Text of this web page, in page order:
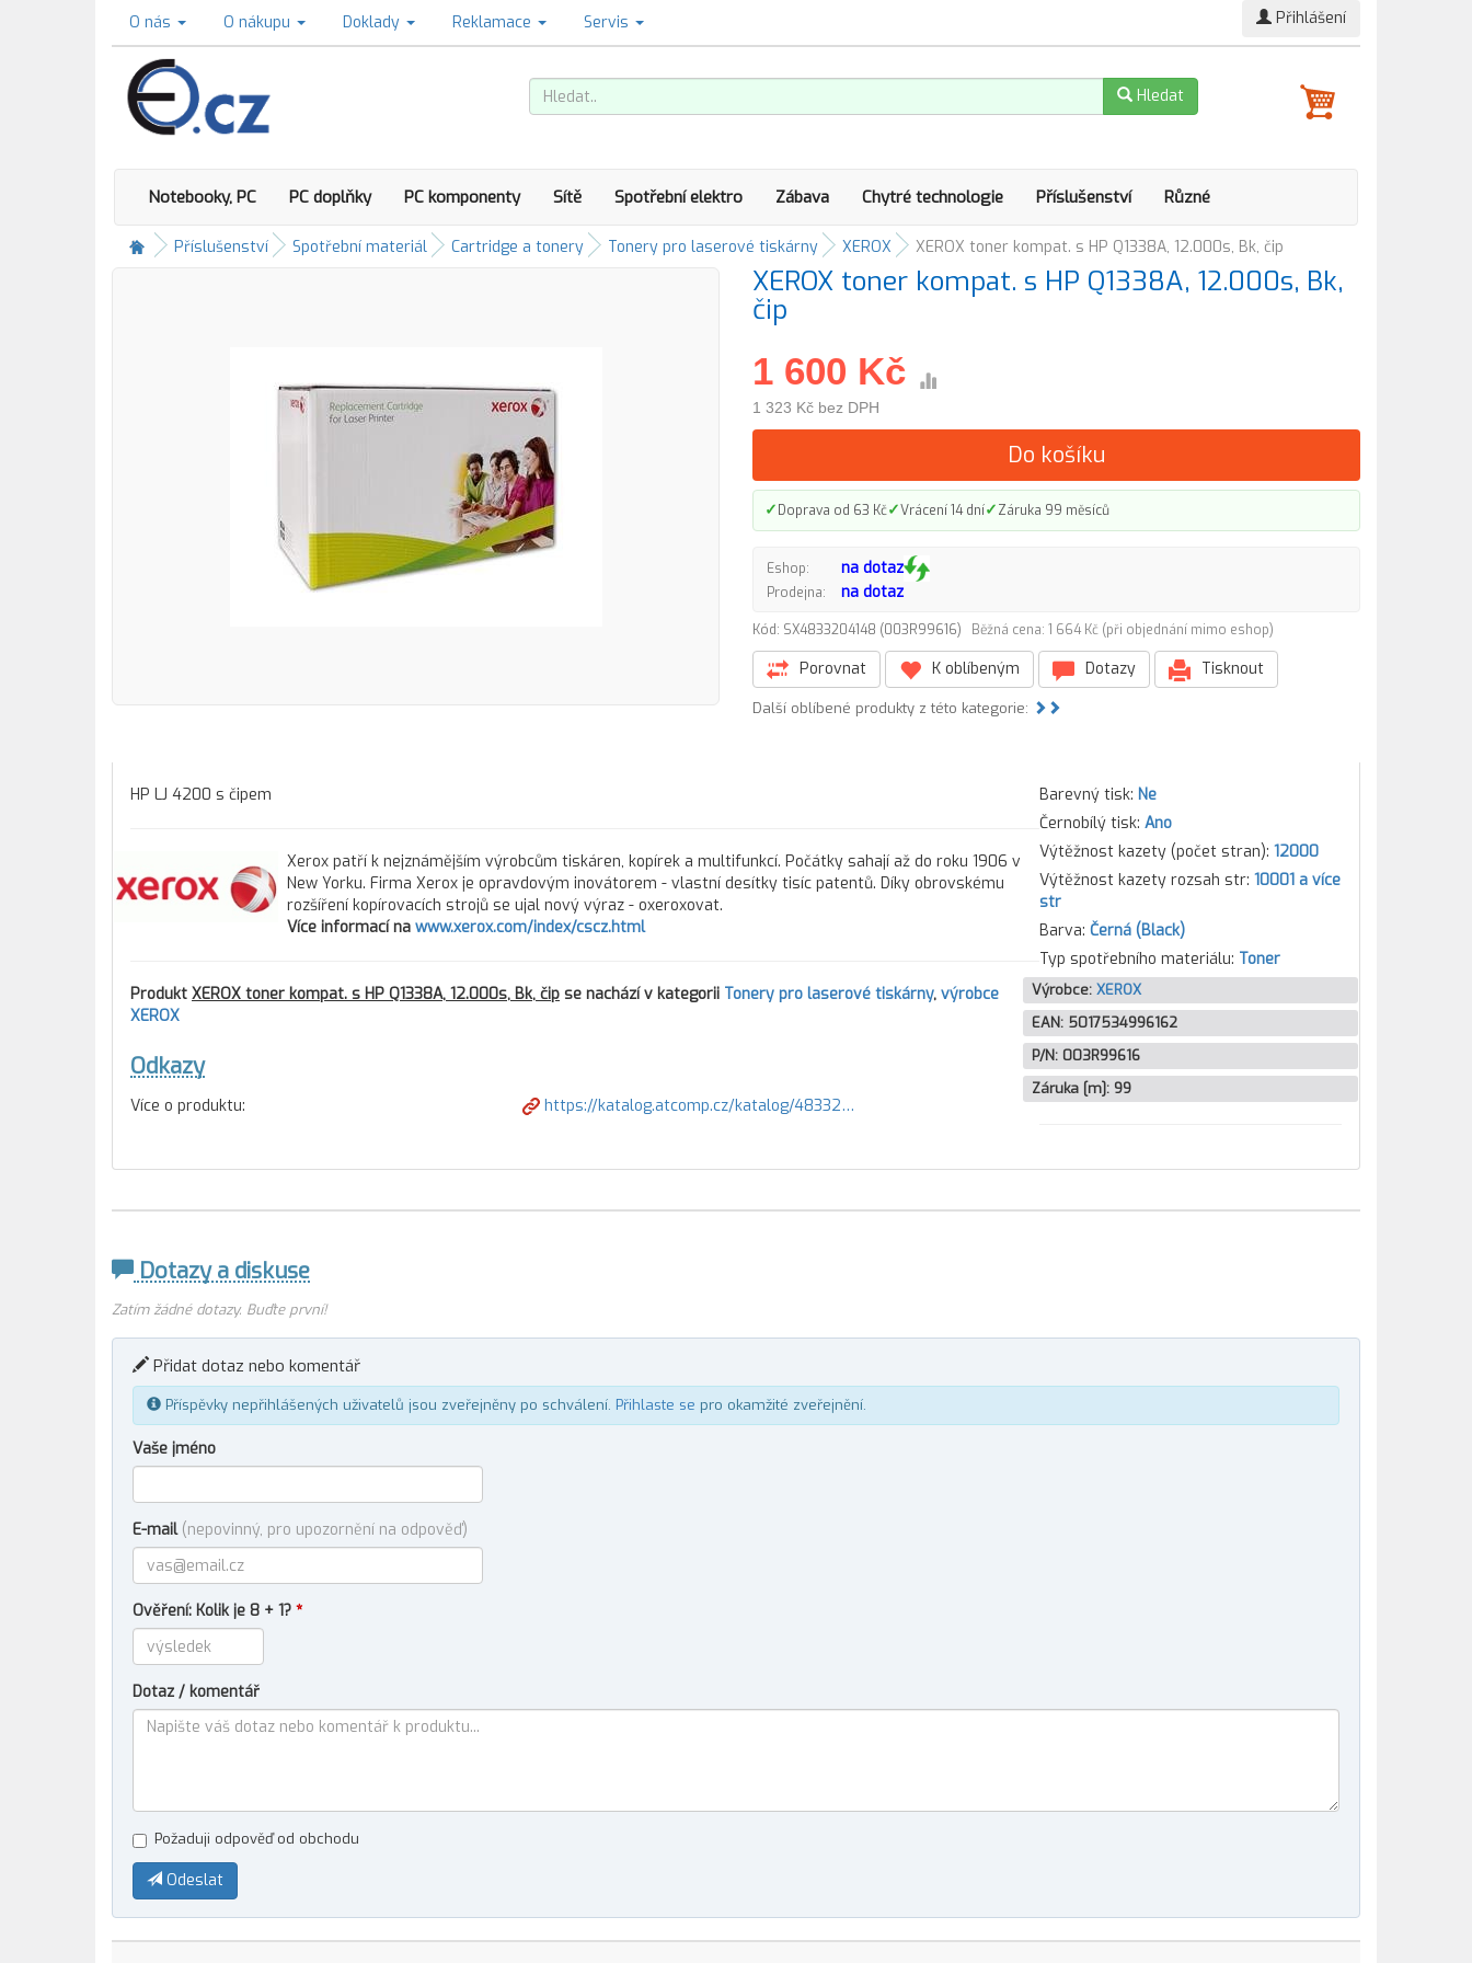
O nás O nákupu Doklady Reklamace Servis Přihlášení
Hledat
Notebooky, PC PC doplňky PC komponenty Sítě Spotřební elektro Zábava Chytré technologie Příslušenství Různé
Příslušenství Spotřební materiál Cartridge a tonery Tonery pro laserové tiskárny XEROX XEROX toner kompat. s HP Q1338A, 12.000s, Bk, čip
XEROX toner kompat. s HP Q1338A, 12.000s, Bk,
čip
1 600 Kč
1 323 Kč bez DPH
Do košíku
✓Doprava od 63 Kč✓Vrácení 14 dní✓Záruka 99 měsíců
Eshop: na dotaz
Prodejna: na dotaz
Kód: SX4833204148 (003R99616) Běžná cena: 1 664 Kč (při objednání mimo eshop)
Porovnat K oblíbeným Dotazy Tisknout
Další oblíbené produkty z této kategorie:
HP LJ 4200 s čipem
Xerox patří k nejznámějším výrobcům tiskáren, kopírek a multifunkcí. Počátky sahají až do roku 1906 v
New Yorku. Firma Xerox je opravdovým inovátorem - vlastní desítky tisíc patentů. Díky obrovskému
rozšíření kopírovacích strojů se ujal nový výraz - oxeroxovat.
Více informací na www.xerox.com/index/cscz.html
Produkt XEROX toner kompat. s HP Q1338A, 12.000s, Bk, čip se nachází v kategorii Tonery pro laserové tiskárny, výrobce
XEROX
Odkazy
Více o produktu: https://katalog.atcomp.cz/katalog/48332…
Barevný tisk: Ne
Černobílý tisk: Ano
Výtěžnost kazety (počet stran): 12000
Výtěžnost kazety rozsah str: 10001 a více
str
Barva: Černá (Black)
Typ spotřebního materiálu: Toner
Výrobce: XEROX
EAN: 5017534996162
P/N: 003R99616
Záruka [m]: 99
Dotazy a diskuse
Zatím žádné dotazy. Buďte první!
Přidat dotaz nebo komentář
Příspěvky nepřihlášených uživatelů jsou zveřejněny po schválení. Přihlaste se pro okamžité zveřejnění.
Vaše jméno
E-mail (nepovinný, pro upozornění na odpověď)
Ověření: Kolik je 8 + 1? *
Dotaz / komentář
Požaduji odpověď od obchodu
Odeslat